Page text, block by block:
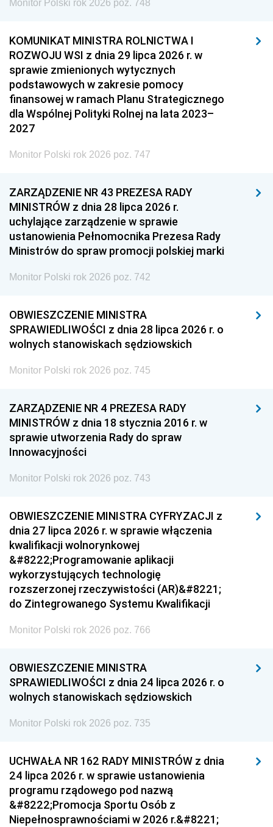
Monitor Polski rok 2026 poz. 748
KOMUNIKAT MINISTRA ROLNICTWA I
ROZWOJU WSI z dnia 29 lipca 2026 r. w
sprawie zmienionych wytycznych
podstawowych w zakresie pomocy
finansowej w ramach Planu Strategicznego
dla Wspólnej Polityki Rolnej na lata 2023–
2027
Monitor Polski rok 2026 poz. 747
ZARZĄDZENIE NR 43 PREZESA RADY
MINISTRÓW z dnia 28 lipca 2026 r.
uchylające zarządzenie w sprawie
ustanowienia Pełnomocnika Prezesa Rady
Ministrów do spraw promocji polskiej marki
Monitor Polski rok 2026 poz. 742
OBWIESZCZENIE MINISTRA
SPRAWIEDLIWOŚCI z dnia 28 lipca 2026 r. o
wolnych stanowiskach sędziowskich
Monitor Polski rok 2026 poz. 745
ZARZĄDZENIE NR 4 PREZESA RADY
MINISTRÓW z dnia 18 stycznia 2016 r. w
sprawie utworzenia Rady do spraw
Innowacyjności
Monitor Polski rok 2026 poz. 743
OBWIESZCZENIE MINISTRA CYFRYZACJI z
dnia 27 lipca 2026 r. w sprawie włączenia
kwalifikacji wolnorynkowej
&#8222;Programowanie aplikacji
wykorzystujących technologię
rozszerzonej rzeczywistości (AR)&#8221;
do Zintegrowanego Systemu Kwalifikacji
Monitor Polski rok 2026 poz. 766
OBWIESZCZENIE MINISTRA
SPRAWIEDLIWOŚCI z dnia 24 lipca 2026 r. o
wolnych stanowiskach sędziowskich
Monitor Polski rok 2026 poz. 735
UCHWAŁA NR 162 RADY MINISTRÓW z dnia
24 lipca 2026 r. w sprawie ustanowienia
programu rządowego pod nazwą
&#8222;Promocja Sportu Osób z
Niepełnosprawnościami w 2026 r.&#8221;